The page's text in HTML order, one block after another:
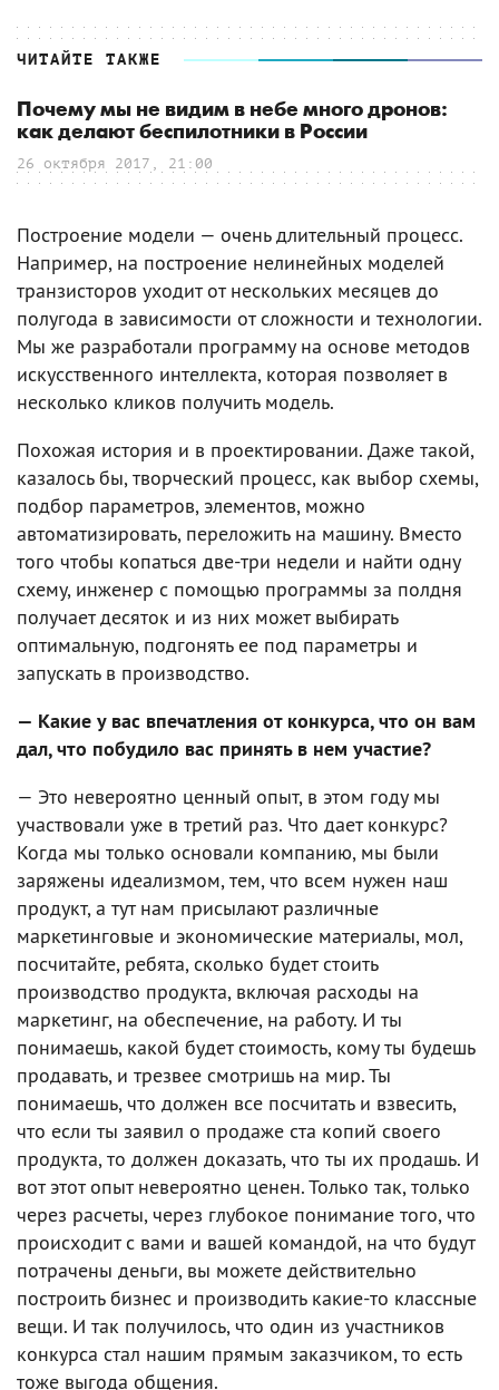
ЧИТАЙТЕ ТАКЖЕ
Почему мы не видим в небе много дронов:
как делают беспилотники в России
26 октября 2017, 21:00
Построение модели — очень длительный процесс.
Например, на построение нелинейных моделей
транзисторов уходит от нескольких месяцев до
полугода в зависимости от сложности и технологии.
Мы же разработали программу на основе методов
искусственного интеллекта, которая позволяет в
несколько кликов получить модель.
Похожая история и в проектировании. Даже такой,
казалось бы, творческий процесс, как выбор схемы,
подбор параметров, элементов, можно
автоматизировать, переложить на машину. Вместо
того чтобы копаться две-три недели и найти одну
схему, инженер с помощью программы за полдня
получает десяток и из них может выбирать
оптимальную, подгонять ее под параметры и
запускать в производство.
— Какие у вас впечатления от конкурса, что он вам
дал, что побудило вас принять в нем участие?
— Это невероятно ценный опыт, в этом году мы
участвовали уже в третий раз. Что дает конкурс?
Когда мы только основали компанию, мы были
заряжены идеализмом, тем, что всем нужен наш
продукт, а тут нам присылают различные
маркетинговые и экономические материалы, мол,
посчитайте, ребята, сколько будет стоить
производство продукта, включая расходы на
маркетинг, на обеспечение, на работу. И ты
понимаешь, какой будет стоимость, кому ты будешь
продавать, и трезвее смотришь на мир. Ты
понимаешь, что должен все посчитать и взвесить,
что если ты заявил о продаже ста копий своего
продукта, то должен доказать, что ты их продашь. И
вот этот опыт невероятно ценен. Только так, только
через расчеты, через глубокое понимание того, что
происходит с вами и вашей командой, на что будут
потрачены деньги, вы можете действительно
построить бизнес и производить какие-то классные
вещи. И так получилось, что один из участников
конкурса стал нашим прямым заказчиком, то есть
тоже выгода общения.